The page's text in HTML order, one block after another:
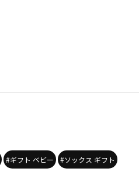
#ギフト ベビー #ソックス ギフト